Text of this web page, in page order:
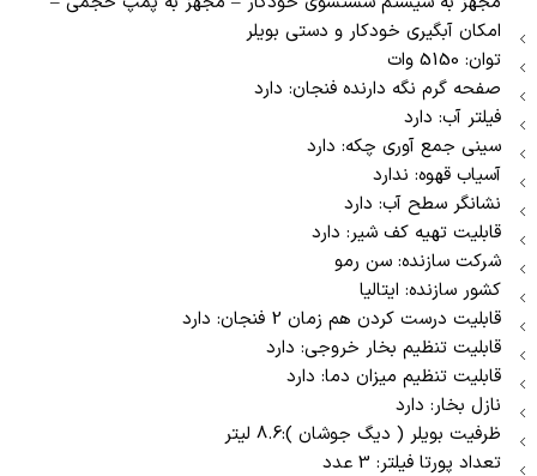
امکان آبگیری خودکار و دستی بویلر
توان: 5150 وات
صفحه گرم نگه دارنده فنجان: دارد
فیلتر آب: دارد
سینی جمع آوری چکه: دارد
آسیاب قهوه: ندارد
نشانگر سطح آب: دارد
قابلیت تهیه کف شیر: دارد
شرکت سازنده: سن رمو
کشور سازنده: ایتالیا
قابلیت درست کردن هم زمان 2 فنجان: دارد
قابلیت تنظیم بخار خروجی: دارد
قابلیت تنظیم میزان دما: دارد
نازل بخار: دارد
ظرفیت بویلر ( دیگ جوشان ):8.6 لیتر
تعداد پورتا فیلتر: 3 عدد